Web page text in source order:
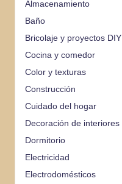
Almacenamiento
Baño
Bricolaje y proyectos DIY
Cocina y comedor
Color y texturas
Construcción
Cuidado del hogar
Decoración de interiores
Dormitorio
Electricidad
Electrodomésticos